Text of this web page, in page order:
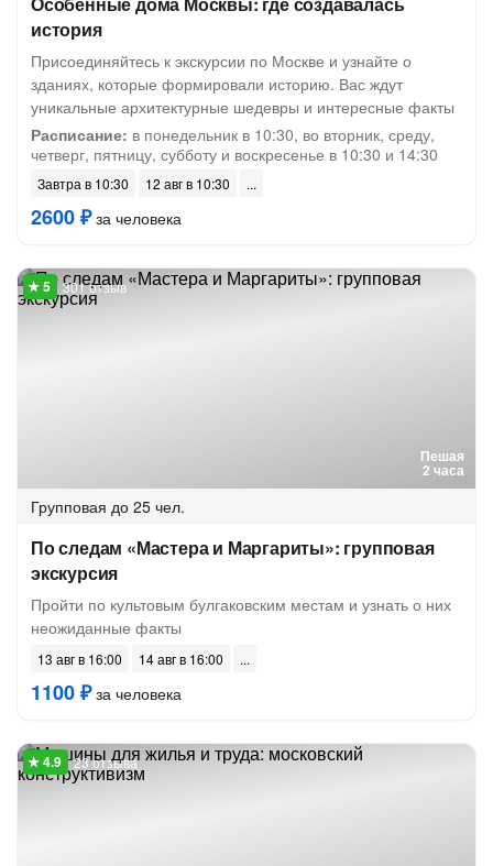
история
Присоединяйтесь к экскурсии по Москве и узнайте о
зданиях, которые формировали историю. Вас ждут
уникальные архитектурные шедевры и интересные факты
Расписание: в понедельник в 10:30, во вторник, среду,
четверг, пятницу, субботу и воскресенье в 10:30 и 14:30
Завтра в 10:30 12 авг в 10:30
2600 ₽за человека
Пешая
2 часа
301 отзыв
Групповая до 25 чел.
По следам «Мастера и Маргариты»: групповая
экскурсия
Пройти по культовым булгаковским местам и узнать о них
неожиданные факты
13 авг в 16:00 14 авг в 16:00
1100 ₽за человека
23 отзыва